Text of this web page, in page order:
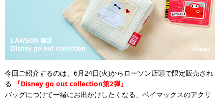
今回ご紹介するのは、6月24日(火)からローソン店頭で限定販売され
る
『Disney go out collection第2弾』
バッグにつけて一緒にお出かけしたくなる、ベイマックスのアクリ